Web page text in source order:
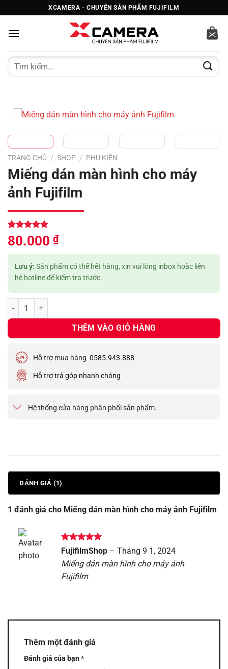
qua
nội
XCAMERA - CHUYÊN SẢN PHẨM FUJIFILM
Tìm
TRANG CHỦ / SHOP / PHỤ KIỆN
Miếng dán màn hình cho máy
ảnh Fujifilm
5.00trên 5
dựa trên
1
đánh giá
80.000 ₫
Lưu ý: Sản phẩm có thể hết hàng, xin vui lòng inbox hoặc liên
hệ hotline để kiểm tra trước.
Miếng dán màn hình cho máy ảnh Fujifilm số lượng
THÊM VÀO GIỎ HÀNG
Hỗ trợ mua hàng 0585.943.888
Hỗ trợ trả góp nhanh chóng
Hệ thống cửa hàng phân phối sản phẩm.
ĐÁNH GIÁ (1)
1 đánh giá cho Miếng dán màn hình cho máy ảnh Fujifilm
Được xếp
hạng
sao
FujifilmShop – Tháng 9 1, 2024
Miếng dán màn hình cho máy ảnh
Fujifilm
Thêm một đánh giá
Đánh giá của bạn*